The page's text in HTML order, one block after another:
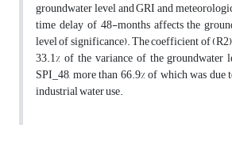
groundwater level and GRI and
time delay of 48-months affects the
level of significance). The coefficient of
33.1% of the variance of the groundwater
SPI_48, more than 66.9% of which was
industrial water use.